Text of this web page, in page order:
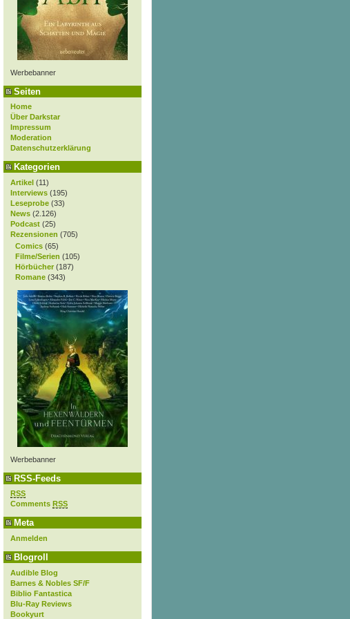
Werbebanner
Seiten
Home
Über Darkstar
Impressum
Moderation
Datenschutzerklärung
Kategorien
Artikel (11)
Interviews (195)
Leseprobe (33)
News (2.126)
Podcast (25)
Rezensionen (705)
Comics (65)
Filme/Serien (105)
Hörbücher (187)
Romane (343)
Werbebanner
RSS-Feeds
RSS
Comments RSS
Meta
Anmelden
Blogroll
Audible Blog
Barnes & Nobles SF/F
Biblio Fantastica
Blu-Ray Reviews
Bookyurt